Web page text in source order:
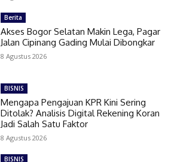
Berita
Akses Bogor Selatan Makin Lega, Pagar
Jalan Cipinang Gading Mulai Dibongkar
8 Agustus 2026
BISNIS
Mengapa Pengajuan KPR Kini Sering
Ditolak? Analisis Digital Rekening Koran
Jadi Salah Satu Faktor
8 Agustus 2026
BISNIS